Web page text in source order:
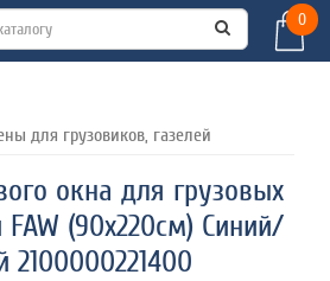
0
для грузовиков, газелей
окна для грузовых
(90х220см) Синий/
2100000221400